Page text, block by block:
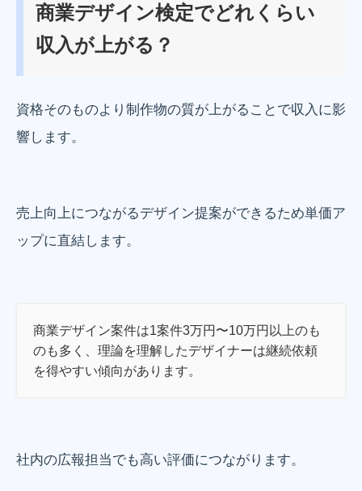
商業デザイン検定でどれくらい
収入が上がる？
資格そのものより制作物の質が上がることで収入に影
響します。
売上向上につながるデザイン提案ができるため単価ア
ップに直結します。
商業デザイン案件は1案件3万円〜10万円以上のも
のも多く、理論を理解したデザイナーは継続依頼
を得やすい傾向があります。
社内の広報担当でも高い評価につながります。